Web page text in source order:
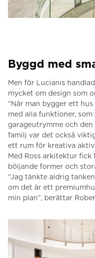
Byggd med
Men för Lucianis
mycket om design som
”När man bygger ett
med alla funktioner,
garageutrymme och den
familj var det också
ett rum för kreativa
Med Ross arkitektur fick
böljande former och
”Jag tänkte aldrig
om det är ett
min plan”, berättar